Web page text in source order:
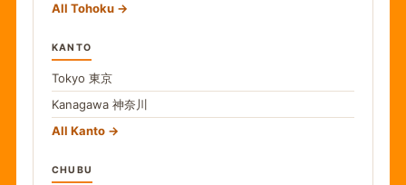
All Tohoku
KANTO
Tokyo 東京
Kanagawa 神奈川
All Kanto
CHUBU